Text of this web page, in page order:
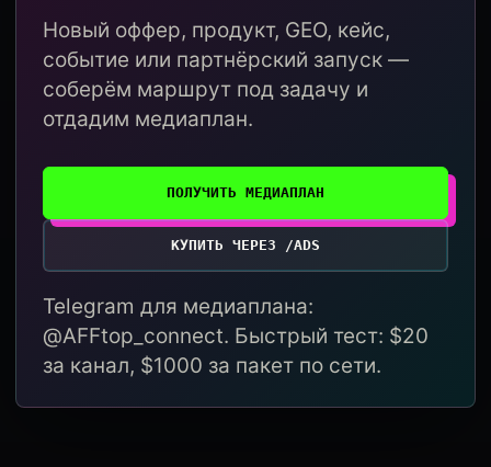
Новый оффер, продукт, GEO, кейс,
событие или партнёрский запуск —
соберём маршрут под задачу и
отдадим медиаплан.
ПОЛУЧИТЬ МЕДИАПЛАН
КУПИТЬ ЧЕРЕЗ /ADS
Telegram для медиаплана:
@AFFtop_connect. Быстрый тест: $20
за канал, $1000 за пакет по сети.